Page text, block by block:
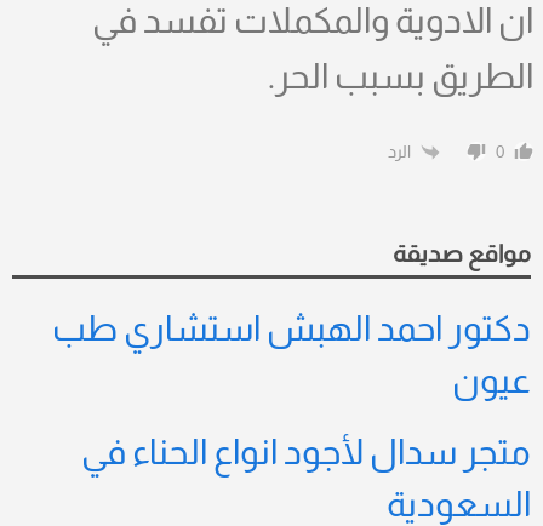
ان الادوية والمكملات تفسد في
الطريق بسبب الحر.
0 الرد
مواقع صديقة
دكتور احمد الهبش استشاري طب
عيون
متجر سدال لأجود انواع الحناء في
السعودية